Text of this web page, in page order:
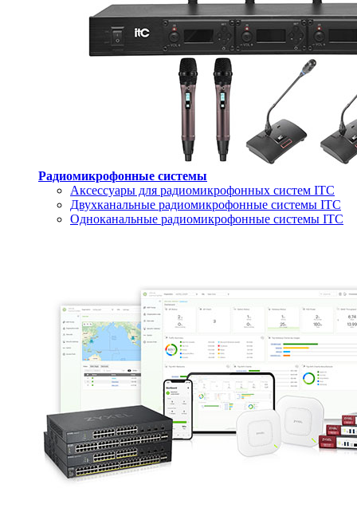
Радиомикрофонные системы
Аксессуары для радиомикрофонных систем ITC
Двухканальные радиомикрофонные системы ITC
Одноканальные радиомикрофонные системы ITC